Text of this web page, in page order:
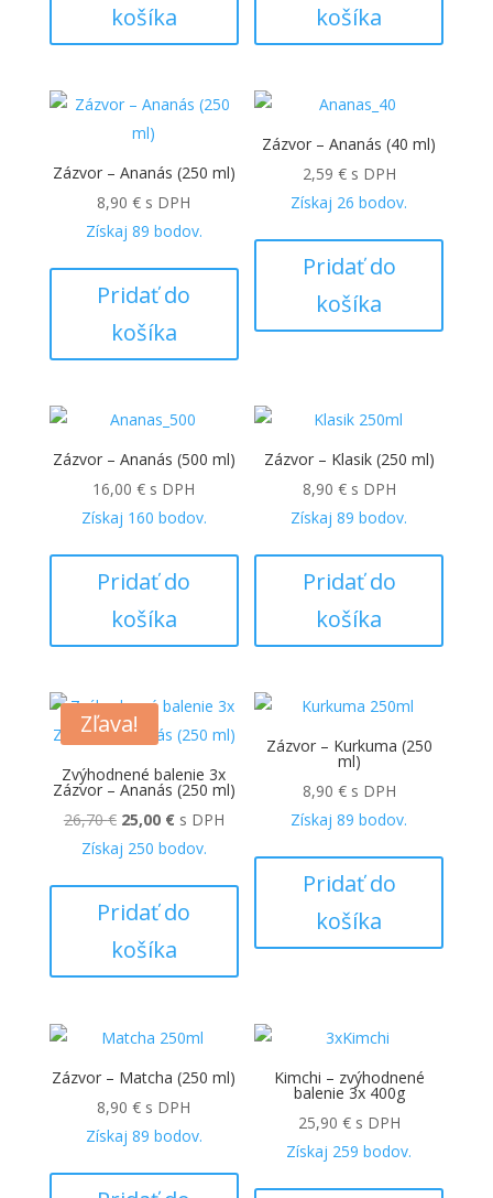
košíka
košíka
Zázvor – Ananás (250 ml)
8,90€ s DPH
Získaj 89 bodov.
Pridať do
košíka
Zázvor – Ananás (40 ml)
2,59 € s DPH
Získaj 26 bodov.
Pridať do
košíka
Zázvor – Ananás (500 ml)
16,00€ s DPH
Získaj 160 bodov.
Pridať do
košíka
Zázvor – Klasik (250 ml)
8,90 € s DPH
Získaj89 bodov.
Pridať do
košíka
Zľava!
Zvýhodnené balenie 3x
Zázvor – Ananás (250 ml)
26,70€ Pôvodná
cena
26,70 €.
25,00 €Aktuálna
cena
25,00 €.
s DPH
Získaj 250 bodov.
Pridať do
košíka
Zázvor – Kurkuma (250
ml)
8,90 € s DPH
Získaj89 bodov.
Pridať do
košíka
Zázvor – Matcha (250 ml)
8,90€ s DPH
Získaj 89 bodov.
Kimchi – zvýhodnené
balenie 3x 400g
25,90 € s DPH
Získaj 259 bodov.